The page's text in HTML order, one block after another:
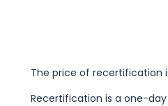
The price of recertification
Recertification is a one-day